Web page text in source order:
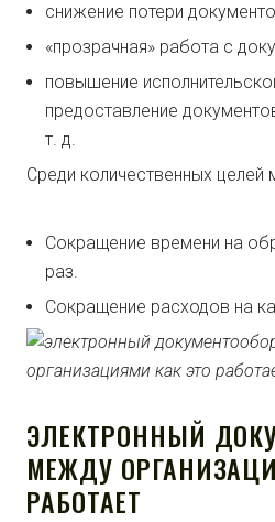
снижение потери
«прозрачная» работа с
повышение
предоставление
т. д.
Среди количественных
Сокращение времени на
раз.
Сокращение расходов на
ЭЛЕКТРОННЫЙ
МЕЖДУ
РАБОТАЕТ